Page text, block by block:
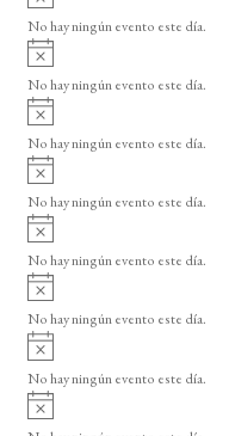
o
v
i
o
No hay ningún evento este día.
A
v
i
o
No hay ningún evento este día.
A
v
i
o
No hay ningún evento este día.
A
v
i
o
No hay ningún evento este día.
A
v
i
o
No hay ningún evento este día.
A
v
i
o
No hay ningún evento este día.
A
v
i
o
No hay ningún evento este día.
A
v